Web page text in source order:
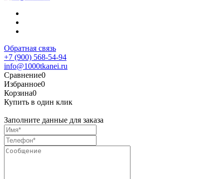
Обратная связь
+7 (900) 568-54-94
info@1000tkanei.ru
Сравнение0
Избранное0
Корзина0
Купить в один клик
Заполните данные для заказа